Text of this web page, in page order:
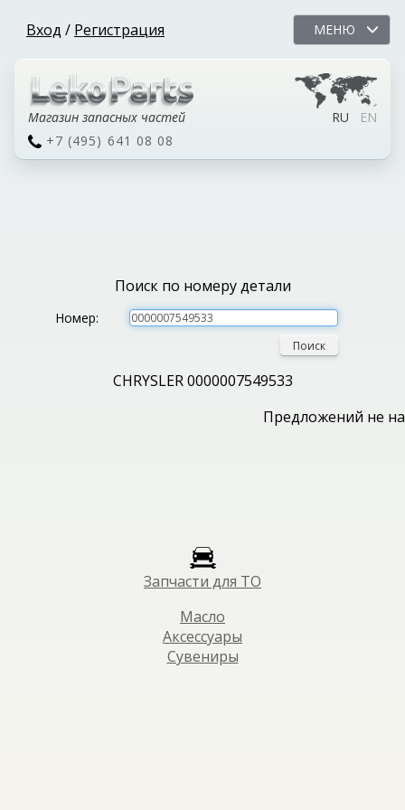
Вход / Регистрация МЕНЮ
Магазин запасных частей RU
EN
+7 (495) 641 08 08
Поиск по номеру детали
Номер:
Поиск
CHRYSLER 0000007549533
Предложений не
Запчасти для ТО
Масло
Аксессуары
Сувениры